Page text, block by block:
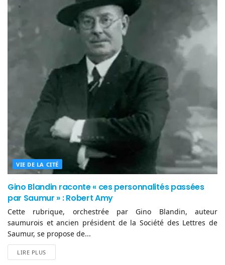
VIE DE LA CITÉ
Gino Blandin raconte « ces personnalités passées
par Saumur » : Robert Amy
Cette rubrique, orchestrée par Gino Blandin, auteur
saumurois et ancien président de la Société des Lettres de
Saumur, se propose de...
LIRE PLUS